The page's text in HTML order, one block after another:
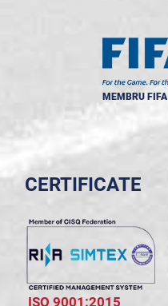
MEMBRU FIFA
CERTIFICATE
ISO 9001:2015